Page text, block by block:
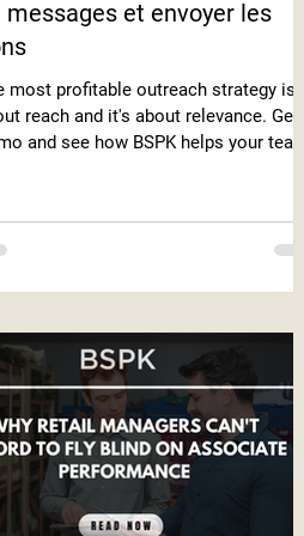
messages et envoyer les
most profitable outreach strategy isn't
reach and it's about relevance. Get a
and see how BSPK helps your team